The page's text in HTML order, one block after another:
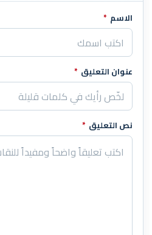
اترك هذا الحقل فارغاً
الاسم *
عنوان التعليق *
نص التعليق *